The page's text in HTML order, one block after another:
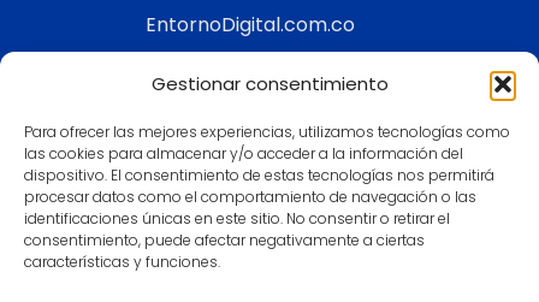
Gestionar consentimiento
Para ofrecer las mejores experiencias, utilizamos tecnologías como
las cookies para almacenar y/o acceder a la información del
dispositivo. El consentimiento de estas tecnologías nos permitirá
procesar datos como el comportamiento de navegación o las
identificaciones únicas en este sitio. No consentir o retirar el
consentimiento, puede afectar negativamente a ciertas
características y funciones.
EntornoDigital.com.co
modernos
Aviso legal
Política de Privacidad
Política de Cookies
Contacto